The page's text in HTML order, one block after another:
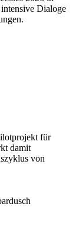
Dialoge
für
damit
von